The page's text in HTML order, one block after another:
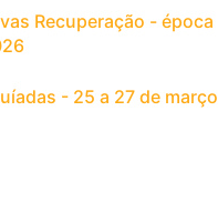
Recuperação - época
- 25 a 27 de março